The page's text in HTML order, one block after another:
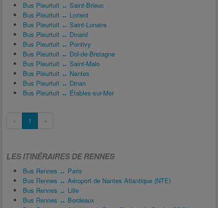
Bus Pleurtuit ↔ Saint-Brieuc
Bus Pleurtuit ↔ Lorient
Bus Pleurtuit ↔ Saint-Lunaire
Bus Pleurtuit ↔ Dinard
Bus Pleurtuit ↔ Pontivy
Bus Pleurtuit ↔ Dol-de-Bretagne
Bus Pleurtuit ↔ Saint-Malo
Bus Pleurtuit ↔ Nantes
Bus Pleurtuit ↔ Dinan
Bus Pleurtuit ↔ Étables-sur-Mer
« 1 »
LES ITINÉRAIRES DE RENNES
Bus Rennes ↔ Paris
Bus Rennes ↔ Aéroport de Nantes Atlantique (NTE)
Bus Rennes ↔ Lille
Bus Rennes ↔ Bordeaux